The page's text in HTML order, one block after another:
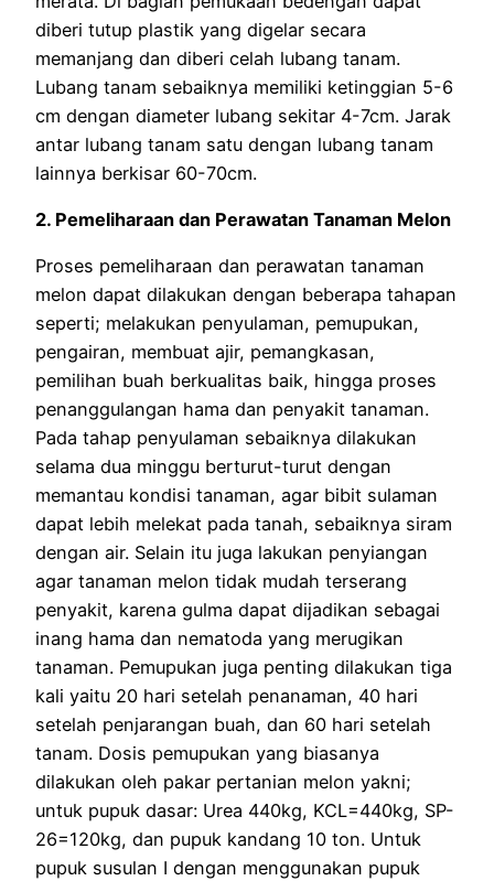
diberi tutup plastik yang digelar secara
memanjang dan diberi celah lubang tanam.
Lubang tanam sebaiknya memiliki ketinggian 5-6
cm dengan diameter lubang sekitar 4-7cm. Jarak
antar lubang tanam satu dengan lubang tanam
lainnya berkisar 60-70cm.
2. Pemeliharaan dan Perawatan Tanaman Melon
Proses pemeliharaan dan perawatan tanaman
melon dapat dilakukan dengan beberapa tahapan
seperti; melakukan penyulaman, pemupukan,
pengairan, membuat ajir, pemangkasan,
pemilihan buah berkualitas baik, hingga proses
penanggulangan hama dan penyakit tanaman.
Pada tahap penyulaman sebaiknya dilakukan
selama dua minggu berturut-turut dengan
memantau kondisi tanaman, agar bibit sulaman
dapat lebih melekat pada tanah, sebaiknya siram
dengan air. Selain itu juga lakukan penyiangan
agar tanaman melon tidak mudah terserang
penyakit, karena gulma dapat dijadikan sebagai
inang hama dan nematoda yang merugikan
tanaman. Pemupukan juga penting dilakukan tiga
kali yaitu 20 hari setelah penanaman, 40 hari
setelah penjarangan buah, dan 60 hari setelah
tanam. Dosis pemupukan yang biasanya
dilakukan oleh pakar pertanian melon yakni;
untuk pupuk dasar: Urea 440kg, KCL=440kg, SP-
26=120kg, dan pupuk kandang 10 ton. Untuk
pupuk susulan I dengan menggunakan pupuk